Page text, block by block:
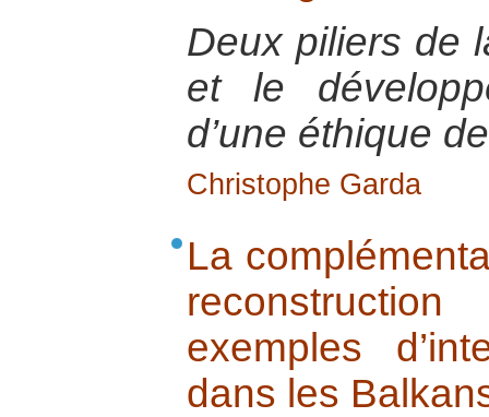
Deux piliers de
et le
d’une éthique
Christophe Garda
La
exemples
dans les